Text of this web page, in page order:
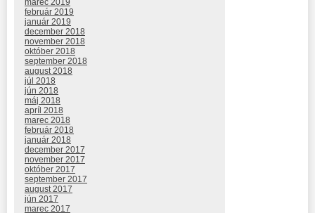
február 2019
január 2019
december 2018
november 2018
október 2018
september 2018
august 2018
júl 2018
jún 2018
máj 2018
apríl 2018
marec 2018
február 2018
január 2018
december 2017
november 2017
október 2017
september 2017
august 2017
jún 2017
marec 2017